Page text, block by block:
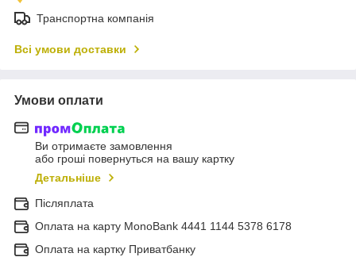
Транспортна компанія
Всі умови доставки
Умови оплати
Ви отримаєте замовлення
або гроші повернуться на вашу картку
Детальніше
Післяплата
Оплата на карту MonoBank 4441 1144 5378 6178
Оплата на картку Приватбанку